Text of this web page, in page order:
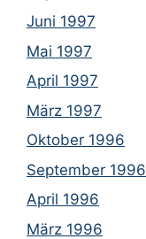
Juni 1997
Mai 1997
April 1997
März 1997
Oktober 1996
September 1996
April 1996
März 1996